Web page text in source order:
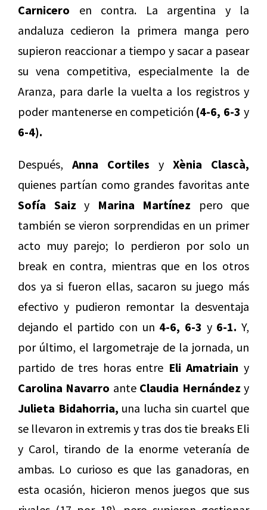
Carnicero en contra. La argentina y la
andaluza cedieron la primera manga pero
supieron reaccionar a tiempo y sacar a pasear
su vena competitiva, especialmente la de
Aranza, para darle la vuelta a los registros y
poder mantenerse en competición (4-6, 6-3 y
6-4).
Después, Anna Cortiles y Xènia Clascà,
quienes partían como grandes favoritas ante
Sofía Saiz y Marina Martínez pero que
también se vieron sorprendidas en un primer
acto muy parejo; lo perdieron por solo un
break en contra, mientras que en los otros
dos ya si fueron ellas, sacaron su juego más
efectivo y pudieron remontar la desventaja
dejando el partido con un 4-6, 6-3 y 6-1. Y,
por último, el largometraje de la jornada, un
partido de tres horas entre Eli Amatriain y
Carolina Navarro ante Claudia Hernández y
Julieta Bidahorria, una lucha sin cuartel que
se llevaron in extremis y tras dos tie breaks Eli
y Carol, tirando de la enorme veteranía de
ambas. Lo curioso es que las ganadoras, en
esta ocasión, hicieron menos juegos que sus